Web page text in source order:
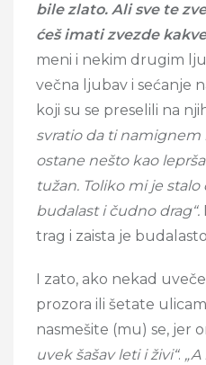
bile zlato. Ali sve te
ćeš imati zvezde
meni i nekim drugim
večna ljubav i sećanje
koji su se preselili na
svratio da ti namignem
ostane nešto kao
tužan. Toliko mi je
budalast i čudno drag“.
trag i zaista je
I zato, ako nekad
prozora ili šetate
nasmešite (mu) se, jer
uvek šašav leti i živi“.